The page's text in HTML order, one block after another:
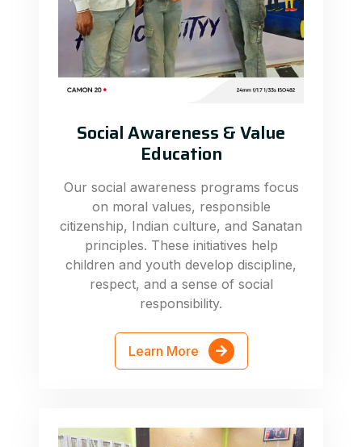
Social Awareness & Value
Education
Our social awareness programs focus
on moral values, responsible
citizenship, Indian culture, and Sanatan
principles. These initiatives help
children and youth develop discipline,
respect, and a sense of social
responsibility.
Learn More